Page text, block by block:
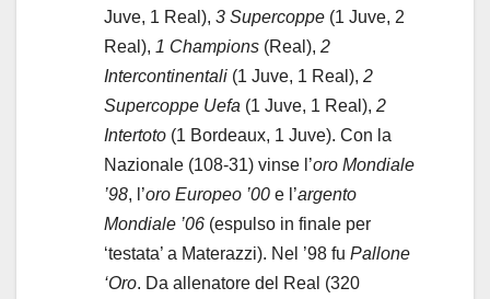
Juve, 1 Real), 3 Supercoppe (1 Juve, 2
Real), 1 Champions (Real), 2
Intercontinentali (1 Juve, 1 Real), 2
Supercoppe Uefa (1 Juve, 1 Real), 2
Intertoto (1 Bordeaux, 1 Juve). Con la
Nazionale (108-31) vinse l’oro Mondiale
’98, l’oro Europeo ’00 e l’argento
Mondiale ’06 (espulso in finale per
‘testata’ a Materazzi). Nel ’98 fu Pallone
‘Oro. Da allenatore del Real (320